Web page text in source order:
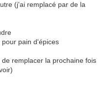
(j'ai remplacé par de la
pain d'épices
remplacer la prochaine fois